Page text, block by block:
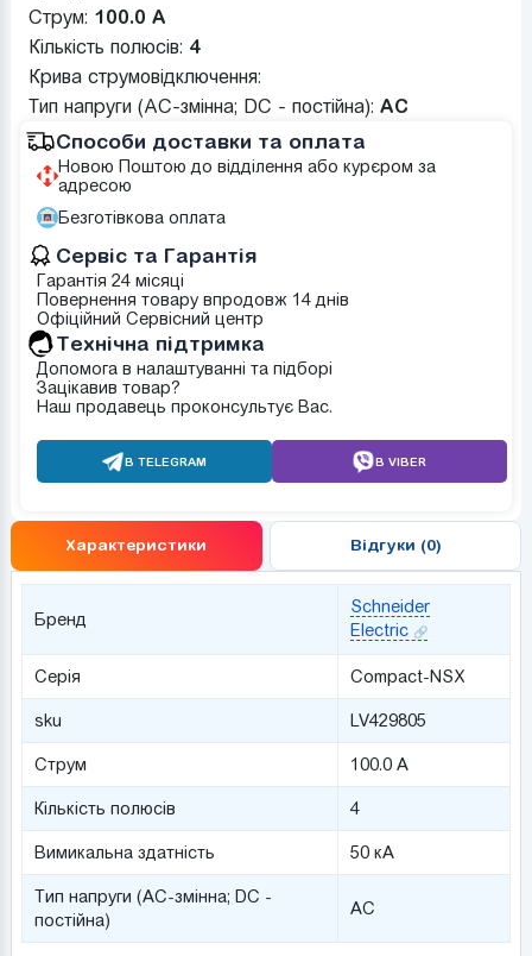
Струм: 100.0 А
Кількість полюсів: 4
Крива струмовідключення:
Тип напруги (AC-змінна; DC - постійна): AC
Способи доставки та оплата
Новою Поштою до відділення або курєром за
адресою
Безготівкова оплата
Сервіс та Гарантія
Гарантія 24 місяці
Повернення товару впродовж 14 днів
Офіційний Сервісний центр
Tехнічна підтримка
Допомога в налаштуванні та підборі
Зацікавив товар?
Наш продавець проконсультує Вас.
В TELEGRAM В VIBER
Характеристики Відгуки (0)
Бренд
Schneider
Electric
Серія Compact-NSX
sku LV429805
Струм 100.0 А
Кількість полюсів 4
Вимикальна здатність 50 кА
Тип напруги (AC-змінна; DC -
постійна)
AC